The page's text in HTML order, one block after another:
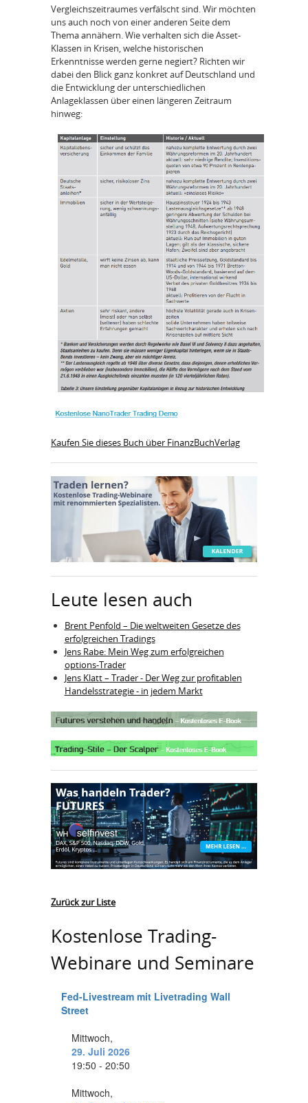
Vergleichszeitraumes verfälscht sind. Wir möchten
uns auch noch von einer anderen Seite dem
Thema annähern. Wie verhalten sich die Asset-
Klassen in Krisen, welche historischen
Erkenntnisse werden gerne negiert? Richten wir
dabei den Blick ganz konkret auf Deutschland und
die Entwicklung der unterschiedlichen
Anlageklassen über einen längeren Zeitraum
hinweg:
Kaufen Sie dieses Buch über FinanzBuchVerlag
Leute lesen auch
Brent Penfold – Die weltweiten Gesetze des
erfolgreichen Tradings
Jens Rabe: Mein Weg zum erfolgreichen
options-Trader
Jens Klatt – Trader - Der Weg zur profitablen
Handelsstrategie - in jedem Markt
Zurück zur Liste
Kostenlose Trading-
Webinare und Seminare